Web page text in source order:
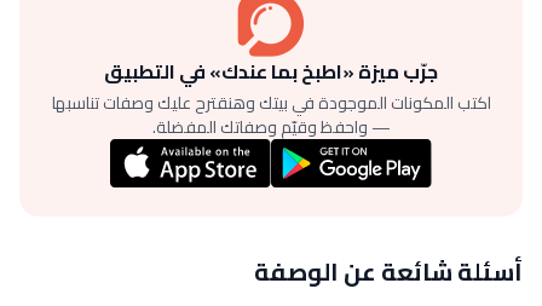
جرّب ميزة «اطبخ بما عندك» في التطبيق
اكتب المكونات الموجودة في بيتك وهنقترح عليك وصفات تناسبها
— واحفظ وقيّم وصفاتك المفضلة.
أسئلة شائعة عن الوصفة